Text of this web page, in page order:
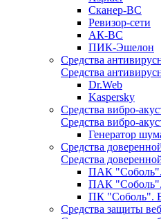
Сканер-ВС
Ревизор-сети
АК-ВС
ПИК-Эшелон
Средства
Средства
Dr.Web
Kaspersky
Средства вибро-
Средства вибро-
Генератор
Средства
Средства
ПАК "Соболь".
ПАК "Соболь".
ПК "Соболь".
Средства защиты